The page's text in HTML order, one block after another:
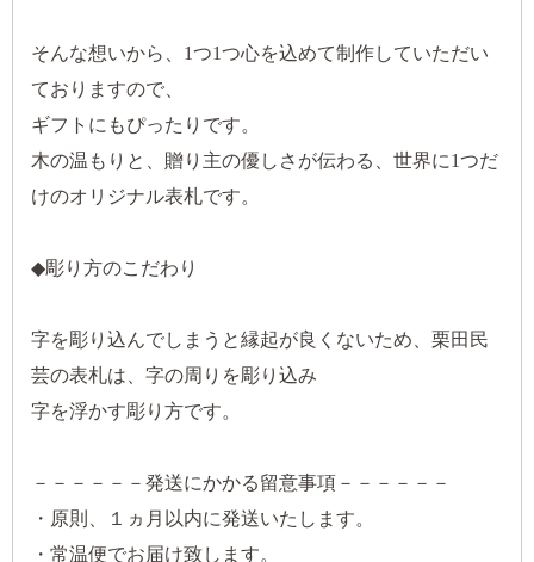
そんな想いから、1つ1つ心を込めて制作していただい
ておりますので、
ギフトにもぴったりです。
木の温もりと、贈り主の優しさが伝わる、世界に1つだ
けのオリジナル表札です。
◆彫り方のこだわり
字を彫り込んでしまうと縁起が良くないため、栗田民
芸の表札は、字の周りを彫り込み
字を浮かす彫り方です。
－－－－－－発送にかかる留意事項－－－－－－
・原則、１ヵ月以内に発送いたします。
・常温便でお届け致します。